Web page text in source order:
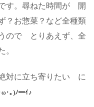
す。尋ねた時間が 開
？お惣菜？など全種類
ので とりあえず、全
。
対に立ち寄りたい に
･｡)ﾉ━ｲ♪